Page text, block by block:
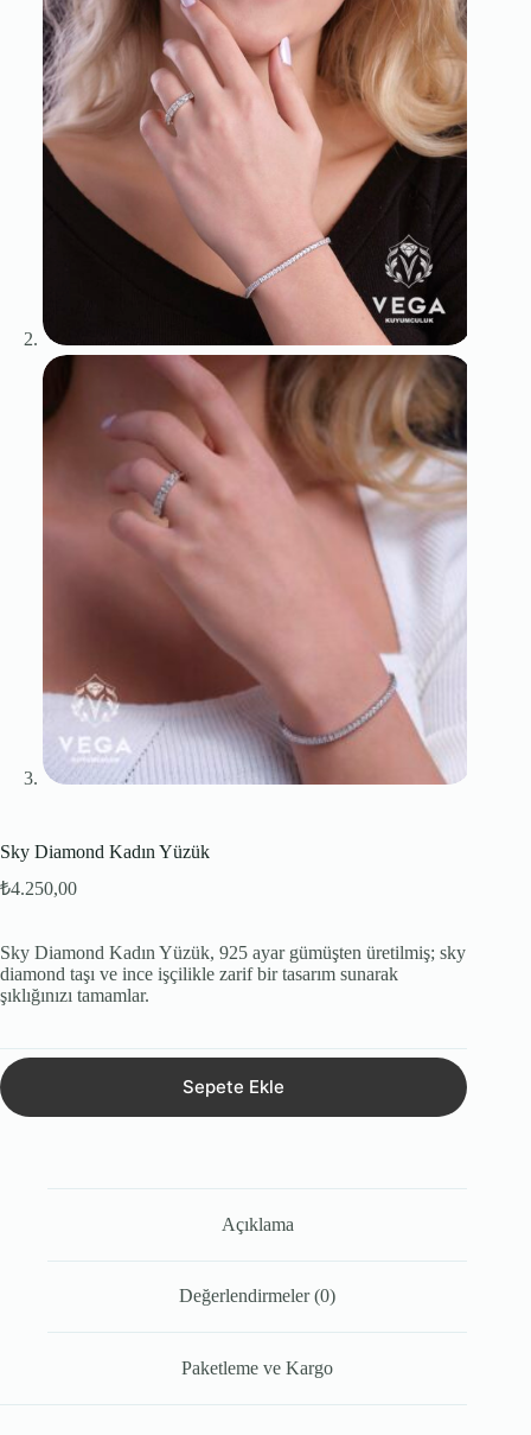
Sky Diamond Kadın Yüzük
₺4.250,00
Sky Diamond Kadın Yüzük, 925 ayar gümüşten üretilmiş; sky
diamond taşı ve ince işçilikle zarif bir tasarım sunarak
şıklığınızı tamamlar.
Sepete Ekle
Açıklama
Değerlendirmeler (0)
Paketleme ve Kargo